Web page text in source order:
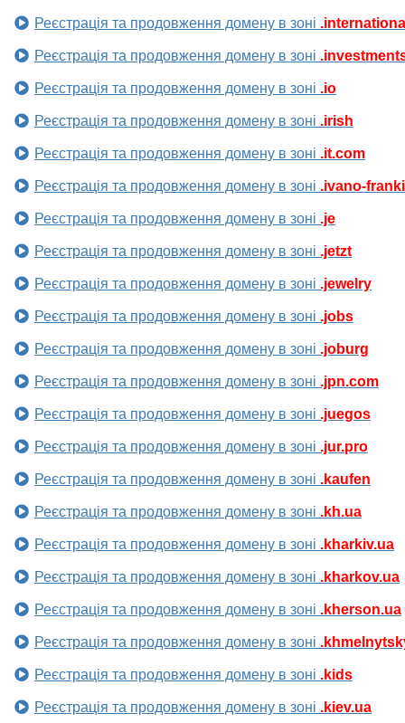
Реєстрація та продовження домену в зоні
Реєстрація та продовження домену в зоні
Реєстрація та продовження домену в зоні .io
Реєстрація та продовження домену в зоні .irish
Реєстрація та продовження домену в зоні .it.com
Реєстрація та продовження домену в зоні .ivano-
Реєстрація та продовження домену в зоні .je
Реєстрація та продовження домену в зоні .jetzt
Реєстрація та продовження домену в зоні .jewelry
Реєстрація та продовження домену в зоні .jobs
Реєстрація та продовження домену в зоні .joburg
Реєстрація та продовження домену в зоні .jpn.com
Реєстрація та продовження домену в зоні .juegos
Реєстрація та продовження домену в зоні .jur.pro
Реєстрація та продовження домену в зоні .kaufen
Реєстрація та продовження домену в зоні .kh.ua
Реєстрація та продовження домену в зоні .kharkiv.ua
Реєстрація та продовження домену в зоні .kharkov.ua
Реєстрація та продовження домену в зоні .kherson.ua
Реєстрація та продовження домену в зоні
Реєстрація та продовження домену в зоні .kids
Реєстрація та продовження домену в зоні .kiev.ua